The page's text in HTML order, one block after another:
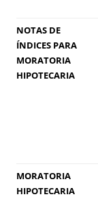
NOTAS DE
ÍNDICES PARA
MORATORIA
HIPOTECARIA
MORATORIA
HIPOTECARIA